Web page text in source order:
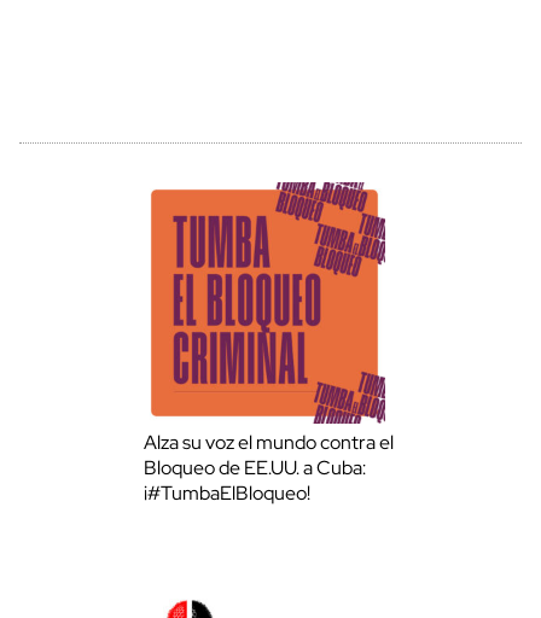
Alza su voz el mundo contra el
Bloqueo de EE.UU. a Cuba:
¡#TumbaElBloqueo!